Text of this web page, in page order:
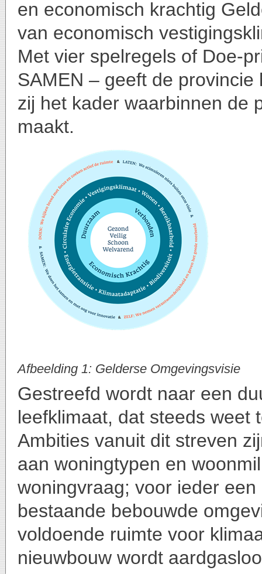
en economisch krachtig
van economisch
Met vier spelregels of Doe-
SAMEN – geeft de
zij het kader waarbinnen de
maakt.
Afbeelding 1: Gelderse Omgevingsvisie
Gestreefd wordt naar een
leefklimaat, dat steeds weet
Ambities vanuit dit streven
aan woningtypen en
woningvraag; voor ieder
bestaande bebouwde
voldoende ruimte voor
nieuwbouw wordt